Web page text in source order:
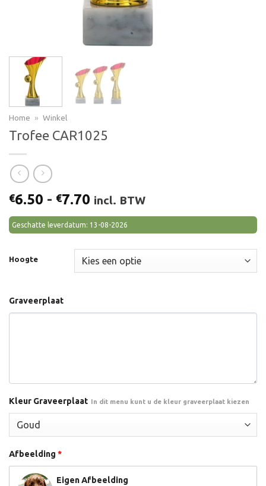
Home » Winkel
Trofee CAR1025
€6.50 - €7.70 Prijsklasse:
€6.50
tot
incl. BTW
Geschatte leverdatum: 13-08-2026
Hoogte
Graveerplaat
Kleur Graveerplaat In dit menu kunt u de kleur graveerplaat kiezen
Afbeelding *
Eigen Afbeelding